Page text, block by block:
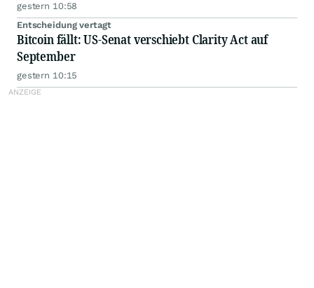
gestern 10:58
Entscheidung vertagt
Bitcoin fällt: US-Senat verschiebt Clarity Act auf
September
gestern 10:15